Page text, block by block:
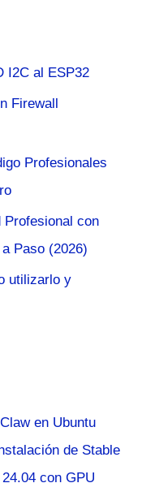
I2C al ESP32
Firewall
Profesionales
Profesional con
Paso (2026)
utilizarlo y
en Ubuntu
de Stable
con GPU